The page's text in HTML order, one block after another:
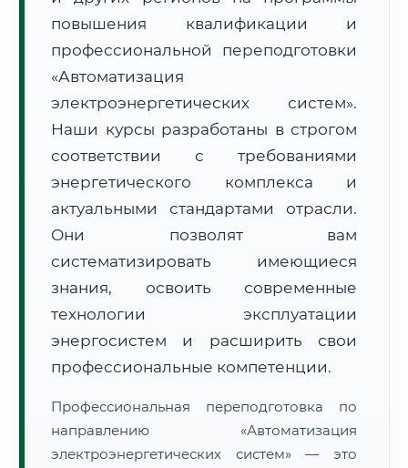
Расчет логистики оригиналов:
• Маршрут транзита:
~3 092 км
• Экспресс-доставка СДЭК / Почтой:4–6 рабочих дней
🔍 Нажмите на документ для увеличения и просмотра
повышения квалификации и
профессиональной переподготовки
«Автоматизация
электроэнергетических систем».
Наши курсы разработаны в строгом
соответствии с требованиями
энергетического комплекса и
актуальными стандартами отрасли.
Они позволят вам
систематизировать имеющиеся
знания, освоить современные
технологии эксплуатации
энергосистем и расширить свои
профессиональные компетенции.
Профессиональная переподготовка по
направлению «Автоматизация
электроэнергетических систем» — это